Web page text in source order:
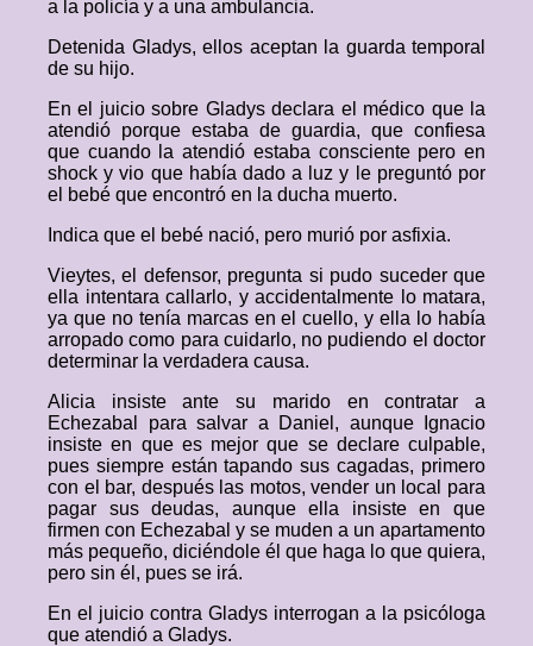
a la policía y a una ambulancia.
Detenida Gladys, ellos aceptan la guarda temporal
de su hijo.
En el juicio sobre Gladys declara el médico que la
atendió porque estaba de guardia, que confiesa
que cuando la atendió estaba consciente pero en
shock y vio que había dado a luz y le preguntó por
el bebé que encontró en la ducha muerto.
Indica que el bebé nació, pero murió por asfixia.
Vieytes, el defensor, pregunta si pudo suceder que
ella intentara callarlo, y accidentalmente lo matara,
ya que no tenía marcas en el cuello, y ella lo había
arropado como para cuidarlo, no pudiendo el doctor
determinar la verdadera causa.
Alicia insiste ante su marido en contratar a
Echezabal para salvar a Daniel, aunque Ignacio
insiste en que es mejor que se declare culpable,
pues siempre están tapando sus cagadas, primero
con el bar, después las motos, vender un local para
pagar sus deudas, aunque ella insiste en que
firmen con Echezabal y se muden a un apartamento
más pequeño, diciéndole él que haga lo que quiera,
pero sin él, pues se irá.
En el juicio contra Gladys interrogan a la psicóloga
que atendió a Gladys.